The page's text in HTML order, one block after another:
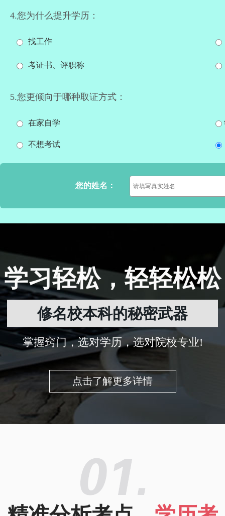
4.您为什么提升学历：
找工作
考证书、评职称
5.您更倾向于哪种取证方式：
在家自学
不想考试
您的姓名：
学习轻松，轻轻松松
修名校本科的秘密武器
掌握窍门，选对学历，选对院校专业!
点击了解更多详情